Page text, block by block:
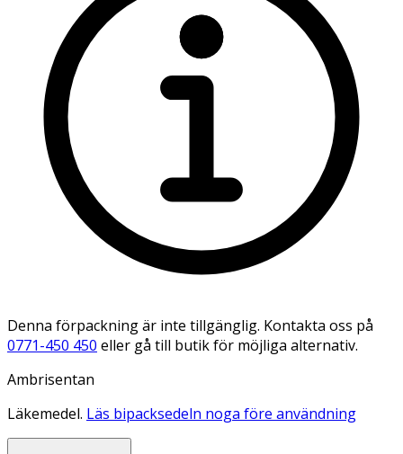
Denna förpackning är inte tillgänglig. Kontakta oss på
0771-450 450 eller gå till butik för möjliga alternativ.
Ambrisentan
Läkemedel. Läs bipacksedeln noga före användning